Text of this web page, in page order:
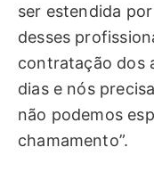
ser estendida
desses
contratação dos
dias e nós
não podemos
chamamento”.